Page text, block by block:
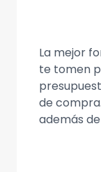
La mejor
te tomen
de
además